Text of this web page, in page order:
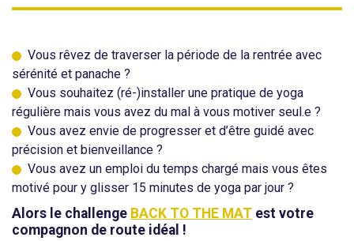
Vous rêvez de traverser la période de la rentrée avec
sérénité et panache ?
Vous souhaitez (ré-)installer une pratique de yoga
régulière mais vous avez du mal à vous motiver seul.e ?
Vous avez envie de progresser et d’être guidé avec
précision et bienveillance ?
Vous avez un emploi du temps chargé mais vous êtes
motivé pour y glisser 15 minutes de yoga par jour ?
Alors le challenge BACK TO THE MAT est votre
compagnon de route idéal !